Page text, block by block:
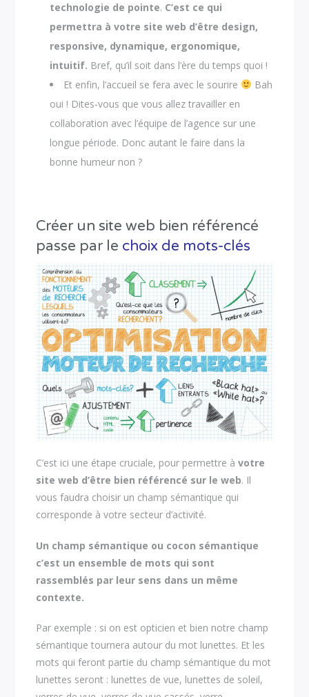
technologie de pointe. C’est ce qui
permettra à votre site web d’être design,
responsive, dynamique, ergonomique,
intuitif. Bref, qu’il soit dans l’ère du temps quoi !
Et enfin, l’accueil se fera avec le sourire
Bah
oui ! Dites-vous que vous allez travailler en
collaboration avec l’équipe de l’agence sur une
longue période. Donc autant le faire dans la
bonne humeur non ?
Créer un site web bien référencé
passe par le choix de mots-clés
C’est ici une étape cruciale, pour permettre àvotre
site web d’être bien référencé sur le web. Il
vous faudra choisir un champ sémantique qui
corresponde à votre secteur d’activité.
Un champ sémantique ou cocon sémantique
c’est un ensemble de mots qui sont
rassemblés par leur sens dans un même
contexte.
Par exemple : si on est opticien et bien notre champ
sémantique tournera autour du mot lunettes. Et les
mots qui feront partie du champ sémantique du mot
lunettes seront : lunettes de vue, lunettes de soleil,